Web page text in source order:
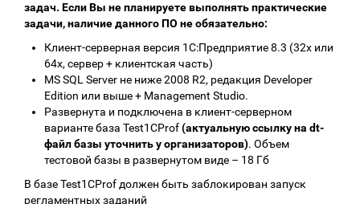
задач. Если Вы не планируете выполнять практические
задачи, наличие данного ПО не обязательно:
Клиент-серверная версия 1С:Предприятие 8.3 (32х или
64х, сервер + клиентская часть)
MS SQL Server не ниже 2008 R2, редакция Developer
Edition или выше + Management Studio.
Развернута и подключена в клиент-серверном
варианте база Test1CProf(актуальную ссылку на dt-
файл базы уточнить у организаторов). Объем
тестовой базы в развернутом виде – 18 Гб
В базе Test1CProf должен быть заблокирован запуск
регламентных заданий